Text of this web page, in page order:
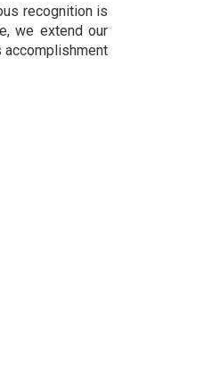
recognition is
we extend our